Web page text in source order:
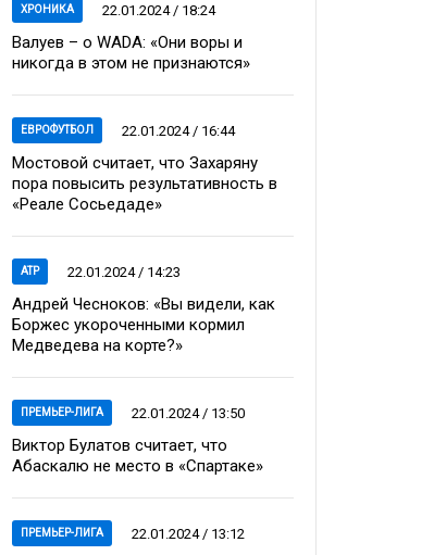
ХРОНИКА 22.01.2024 / 18:24
Валуев – о WADA: «Они воры и
никогда в этом не признаются»
ЕВРОФУТБОЛ 22.01.2024 / 16:44
Мостовой считает, что Захаряну
пора повысить результативность в
«Реале Сосьедаде»
ATP 22.01.2024 / 14:23
Андрей Чесноков: «Вы видели, как
Боржес укороченными кормил
Медведева на корте?»
ПРЕМЬЕР-ЛИГА 22.01.2024 / 13:50
Виктор Булатов считает, что
Абаскалю не место в «Спартаке»
ПРЕМЬЕР-ЛИГА 22.01.2024 / 13:12